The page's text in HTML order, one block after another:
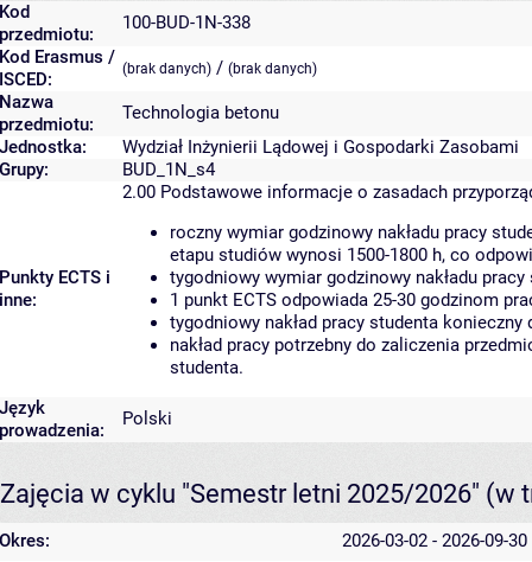
Kod
przedmiotu:
100-BUD-1N-338
Kod Erasmus /
ISCED:
(brak danych) / (brak danych)
Nazwa
przedmiotu:
Technologia betonu
Jednostka:
Wydział Inżynierii Lądowej i Gospodarki Zasobami
Grupy:
BUD_1N_s4
Punkty ECTS i
inne:
2.00 Podstawowe informacje o zasadach
roczny wymiar godzinowy nakładu pracy
etapu studiów wynosi 1500-1800 h, co
tygodniowy wymiar godzinowy nakładu
1 punkt ECTS odpowiada 25-30 godzinom
tygodniowy nakład pracy studenta
nakład pracy potrzebny do zaliczenia
studenta.
Język
prowadzenia:
Polski
Zajęcia w cyklu "Semestr letni 2025/2026" (w
Okres: 2026-03-02 - 2026-09-30